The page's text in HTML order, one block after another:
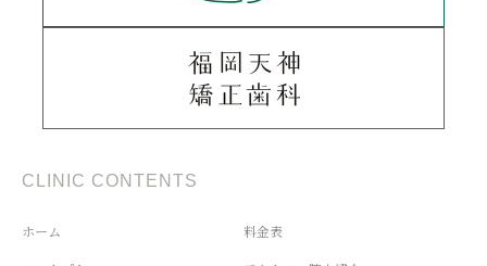
CLINIC CONTENTS
ホーム 料金表